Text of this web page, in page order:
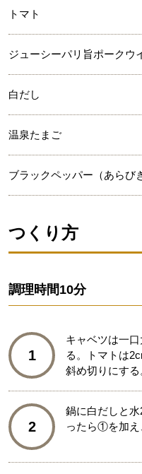
トマト
ジューシーパリ旨ポークウ
白だし
温泉たまご
ブラックペッパー（あらび
つくり方
調理時間10分
1
キャベツは一
る。トマトは
斜め切りにする
2
鍋に白だしと
ったら①を加え